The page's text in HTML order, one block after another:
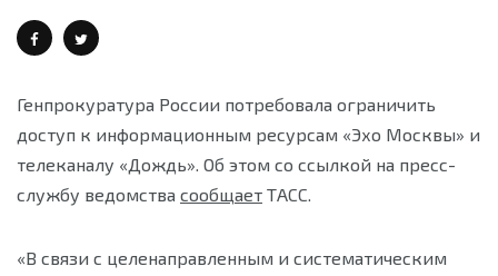
Генпрокуратура России потребовала ограничить
доступ к информационным ресурсам «Эхо Москвы» и
телеканалу «Дождь». Об этом со ссылкой на пресс-
службу ведомства сообщает ТАСС.
«В связи с целенаправленным и систематическим